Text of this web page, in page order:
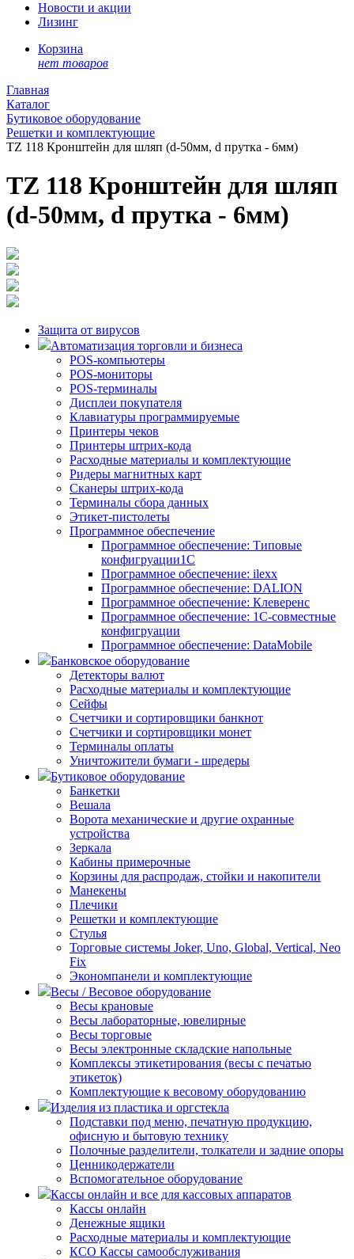
Новости и акции
Лизинг
Корзина
нет товаров
Главная
Каталог
Бутиковое оборудование
Решетки и комплектующие
TZ 118 Кронштейн для шляп (d-50мм, d прутка - 6мм)
TZ 118 Кронштейн для шляп
(d-50мм, d прутка - 6мм)
Защита от вирусов
Автоматизация торговли и бизнеса
POS-компьютеры
POS-мониторы
POS-терминалы
Дисплеи покупателя
Клавиатуры программируемые
Принтеры чеков
Принтеры штрих-кода
Расходные материалы и комплектующие
Ридеры магнитных карт
Сканеры штрих-кода
Терминалы сбора данных
Этикет-пистолеты
Программное обеспечение
Программное обеспечение: Типовые
конфигруации1С
Программное обеспечение: ilexx
Программное обеспечение: DALION
Программное обеспечение: Клеверенс
Программное обеспечение: 1С-совместные
конфигруации
Программное обеспечение: DataMobile
Банковское оборудование
Детекторы валют
Расходные материалы и комплектующие
Сейфы
Счетчики и сортировщики банкнот
Счетчики и сортировщики монет
Терминалы оплаты
Уничтожители бумаги - шредеры
Бутиковое оборудование
Банкетки
Вешала
Ворота механические и другие охранные
устройства
Зеркала
Кабины примерочные
Корзины для распродаж, стойки и накопители
Манекены
Плечики
Решетки и комплектующие
Стулья
Торговые системы Joker, Uno, Global, Vertical, Neo
Fix
Экономпанели и комплектующие
Весы / Весовое оборудование
Весы крановые
Весы лабораторные, ювелирные
Весы торговые
Весы электронные складские напольные
Комплексы этикетирования (весы с печатью
этикеток)
Комплектующие к весовому оборудованию
Изделия из пластика и оргстекла
Подставки под меню, печатную продукцию,
офисную и бытовую технику
Полочные разделители, толкатели и задние опоры
Ценникодержатели
Вспомогательное оборудование
Кассы онлайн и все для кассовых аппаратов
Кассы онлайн
Денежные ящики
Расходные материалы и комплектующие
КСО Кассы самообслуживания